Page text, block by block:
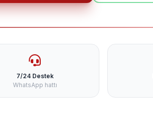
7/24 Destek
WhatsApp hattı